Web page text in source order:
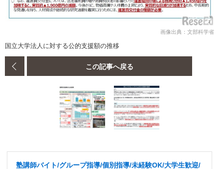
画像出典：文部科学省
国立大学法人に対する公的支援額の推移
この記事へ戻る
塾講師バイト/グループ指導/個別指導/未経験OK/大学生歓迎/